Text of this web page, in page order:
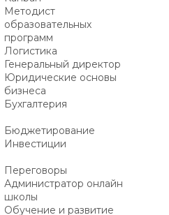
Методист
образовательных
программ
Логистика
Генеральный директор
Юридические основы
бизнеса
Бухгалтерия
Бюджетирование
Инвестиции
Переговоры
Администратор онлайн
школы
Обучение и развитие